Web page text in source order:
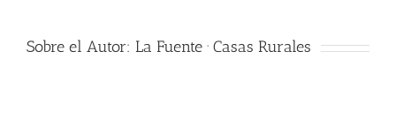
Sobre el Autor: La Fuente · Casas Rurales